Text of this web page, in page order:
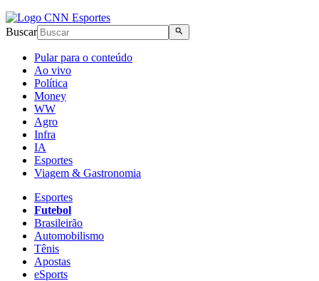
Buscar
Pular para o conteúdo
Ao vivo
Política
Money
WW
Agro
Infra
IA
Esportes
Viagem & Gastronomia
Esportes
Futebol
Brasileirão
Automobilismo
Tênis
Apostas
eSports